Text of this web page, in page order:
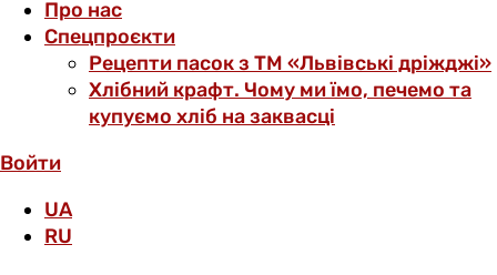
Про нас
Спецпроєкти
Рецепти пасок з ТМ «Львівські дріжджі»
Хлібний крафт. Чому ми їмо, печемо та
купуємо хліб на заквасці
Войти
UA
RU